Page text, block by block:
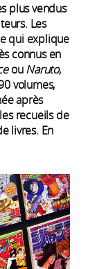
plus vendus
Les
qui explique
connus en
ouNaruto,
volumes,
après
recueils de
livres. En